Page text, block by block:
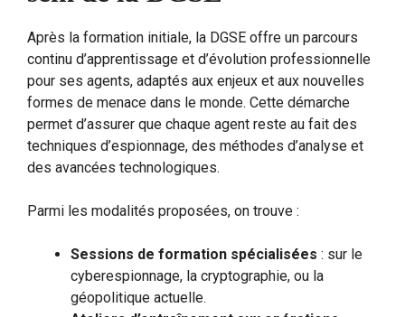
Après la formation initiale, la DGSE offre un parcours
continu d’apprentissage et d’évolution professionnelle
pour ses agents, adaptés aux enjeux et aux nouvelles
formes de menace dans le monde. Cette démarche
permet d’assurer que chaque agent reste au fait des
techniques d’espionnage, des méthodes d’analyse et
des avancées technologiques.
Parmi les modalités proposées, on trouve :
Sessions de formation spécialisées : sur le
cyberespionnage, la cryptographie, ou la
géopolitique actuelle.